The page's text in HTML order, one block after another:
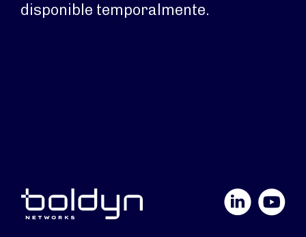
disponible temporalmente.
YouTube